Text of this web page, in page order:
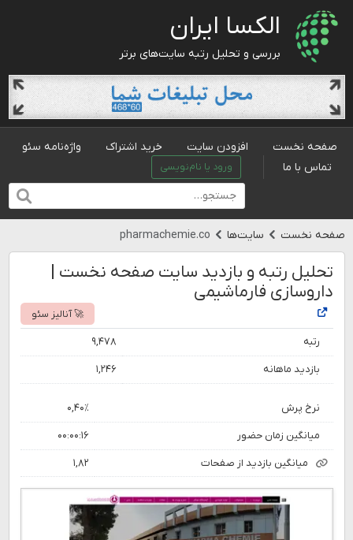
الکسا ایران
بررسی و تحلیل رتبه سایت‌های برتر
صفحه نخست افزودن سایت خرید اشتراک
واژه‌نامه سئو
تماس با ما
ورود یا نام‌نویسی
صفحه نخست سایت‌ها pharmachemie.co
تحلیل رتبه و بازدید سایت صفحه نخست |
داروسازی فارماشیمی
🚀 آنالیز سئو
رتبه ۹,۴۷۸
بازدید ماهانه ۱,۲۴۶
نرخ پرش ۰,۴۰٪
میانگین زمان حضور ۰۰:۰۰:۱۶
میانگین بازدید از صفحات ۱,۸۲